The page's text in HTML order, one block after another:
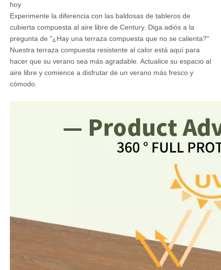
cubierta compuesta de Century sigue siendo fresca y
cómoda.
Comodidad mejorada: no hay necesidad de zapatos o
sandalias junto a la piscina. Puedes caminar, sentarte y
relajarte en nuestra terraza sin molestias.
Calidad y durabilidad: nuestras tablas de cubierta compuesta
no solo son resistentes al calor, sino que también son muy
duraderas, asegurando que tengan la prueba del tiempo.
El verano es un momento para disfrutar del aire libre sin la
incomodidad de las cubiertas calientes. La cubierta compuesta
de Mexytech proporciona la solución perfecta para su espacio al
mercado, lo que le permite disfrutar cada momento sin
Obtenga la cubierta compuesta resistente al calor de Mexytech
Experimente la diferencia con las baldosas de tableros de
cubierta compuesta al aire libre de Century. Diga adiós a la
pregunta de "¿Hay una terraza compuesta que no se calienta?"
Nuestra terraza compuesta resistente al calor está aquí para
hacer que su verano sea más agradable. Actualice su espacio al